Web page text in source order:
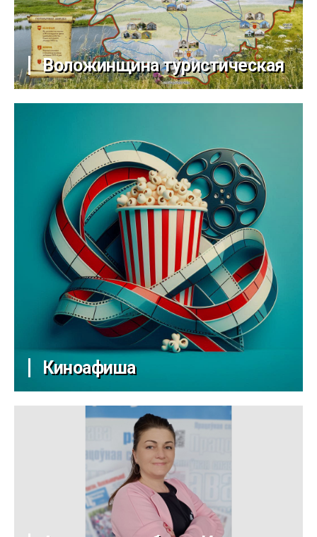
Воложинщина туристическая
Киноафиша